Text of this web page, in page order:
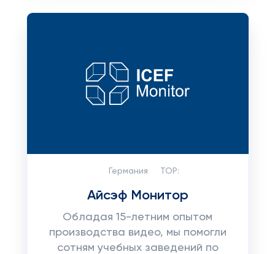
Германия TOP:
Айсэф Монитор
Обладая 15-летним опытом
производства видео, мы помогли
сотням учебных заведений по